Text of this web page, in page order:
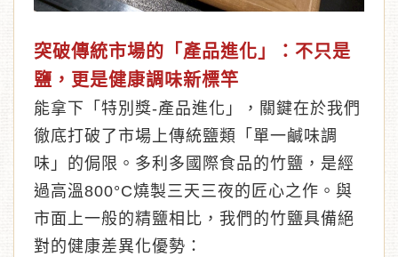
突破傳統市場的「產品進化」：不只是
鹽，更是健康調味新標竿
能拿下「特別獎-產品進化」，關鍵在於我們
徹底打破了市場上傳統鹽類「單一鹹味調
味」的侷限。多利多國際食品的竹鹽，是經
過高溫800°C燒製三天三夜的匠心之作。與
市面上一般的精鹽相比，我們的竹鹽具備絕
對的健康差異化優勢：